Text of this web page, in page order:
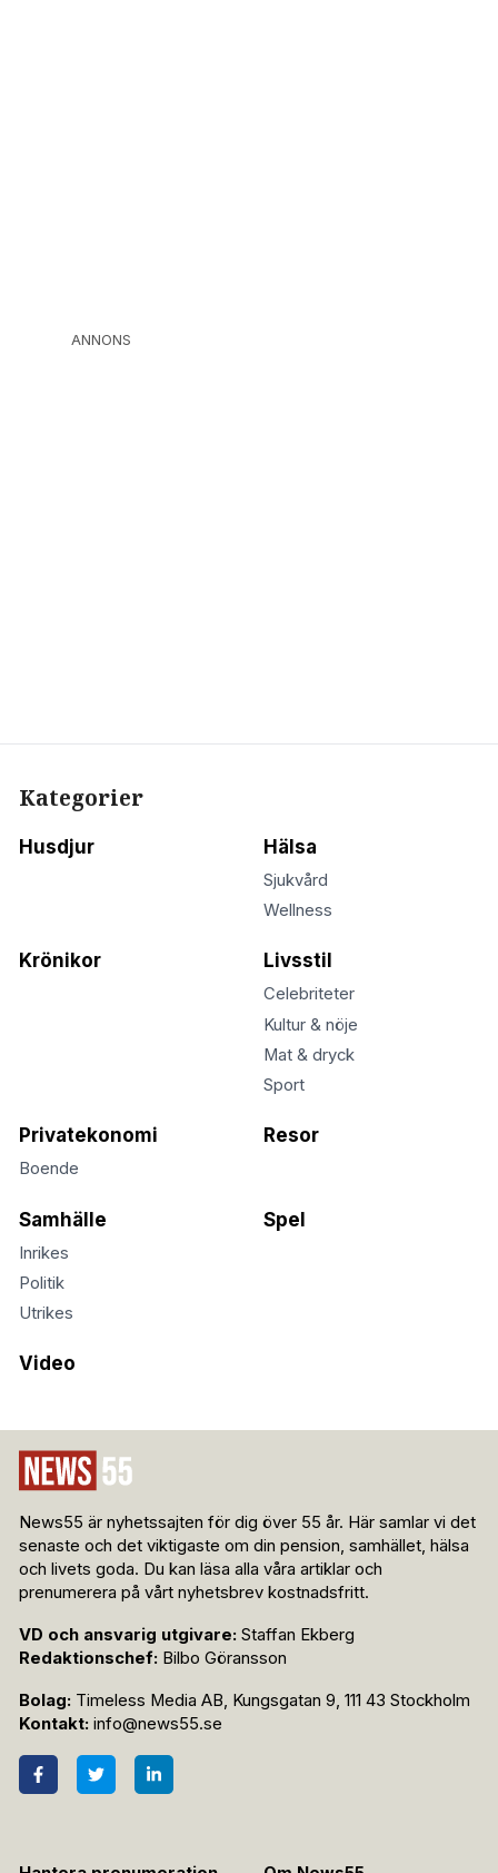
ANNONS
Kategorier
Husdjur Hälsa
Sjukvård
Wellness
Krönikor Livsstil
Celebriteter
Kultur & nöje
Mat & dryck
Sport
Privatekonomi
Boende
Resor
Samhälle
Inrikes
Politik
Utrikes
Spel
Video
News55 är nyhetssajten för dig över 55 år. Här samlar vi det
senaste och det viktigaste om din pension, samhället, hälsa
och livets goda. Du kan läsa alla våra artiklar och
prenumerera på vårt nyhetsbrev kostnadsfritt.
VD och ansvarig utgivare: Staffan Ekberg
Redaktionschef: Bilbo Göransson
Bolag: Timeless Media AB, Kungsgatan 9, 111 43 Stockholm
Kontakt: info@news55.se